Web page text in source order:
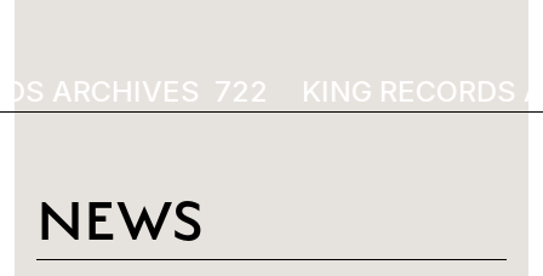
ARCHIVES 5976 KING RECORDS
NEWS